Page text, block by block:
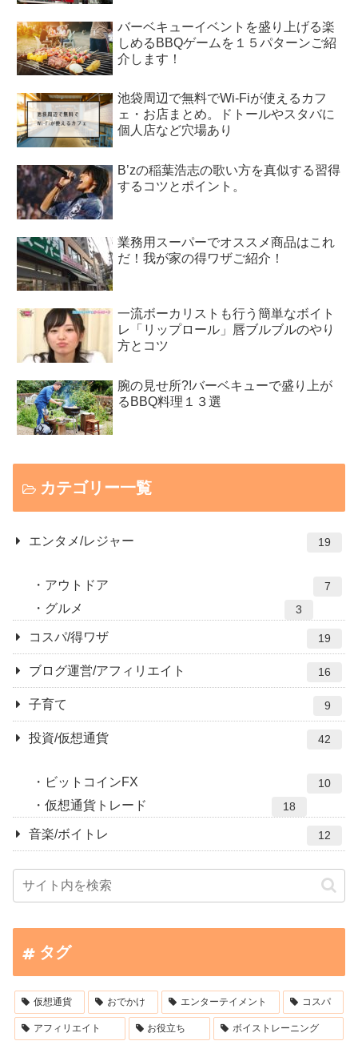
バーベキューイベントを盛り上げる楽
しめるBBQゲームを１５パターンご紹
介します！
池袋周辺で無料でWi-Fiが使えるカフ
ェ・お店まとめ。ドトールやスタバに
個人店など穴場あり
B’zの稲葉浩志の歌い方を真似する習得
するコツとポイント。
業務用スーパーでオススメ商品はこれ
だ！我が家の得ワザご紹介！
一流ボーカリストも行う簡単なボイト
レ「リップロール」唇ブルブルのやり
方とコツ
腕の見せ所?!バーベキューで盛り上が
るBBQ料理１３選
カテゴリー一覧
エンタメ/レジャー 19
アウトドア 7
グルメ 3
コスパ/得ワザ 19
ブログ運営/アフィリエイト 16
子育て 9
投資/仮想通貨 42
ビットコインFX 10
仮想通貨トレード 18
音楽/ボイトレ 12
タグ
仮想通貨 おでかけ エンターテイメント コスパ
アフィリエイト お役立ち ボイストレーニング